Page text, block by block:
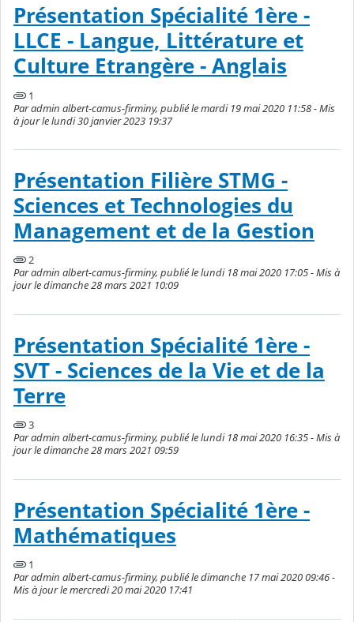
Présentation Spécialité 1ère -
LLCE - Langue, Littérature et
Culture Etrangère - Anglais
1
Par admin albert-camus-firminy, publié le mardi 19 mai 2020 11:58 - Mis
à jour le lundi 30 janvier 2023 19:37
Présentation Filière STMG -
Sciences et Technologies du
Management et de la Gestion
2
Par admin albert-camus-firminy, publié le lundi 18 mai 2020 17:05 - Mis à
jour le dimanche 28 mars 2021 10:09
Présentation Spécialité 1ère -
SVT - Sciences de la Vie et de la
Terre
3
Par admin albert-camus-firminy, publié le lundi 18 mai 2020 16:35 - Mis à
jour le dimanche 28 mars 2021 09:59
Présentation Spécialité 1ère -
Mathématiques
1
Par admin albert-camus-firminy, publié le dimanche 17 mai 2020 09:46 -
Mis à jour le mercredi 20 mai 2020 17:41